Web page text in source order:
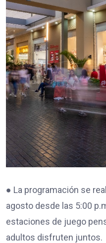
● La programación se
agosto desde las 5:00
estaciones de juego
adultos disfruten juntos.